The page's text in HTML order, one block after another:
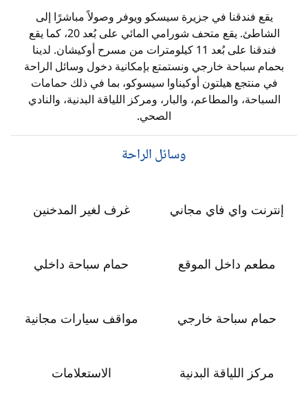
يقع فندقنا في جزيرة سيسكو ويوفر وصولاً مباشرًا إلى
الشاطئ. يقع متحف شورامي المائي على بُعد 20، كما يقع
فندقنا على بُعد 11 كيلومترات من مسرح أوكيشان. لدينا
بحمام سباحة خارجي ونستمتع بإمكانية دخول وسائل الراحة
في منتجع هيلتون أوكيناوا سيسوكو، بما في ذلك حمامات
السباحة، والمطاعم، والبار، ومركز اللياقة البدنية، والنادي
الصحي.
وسائل الراحة
إنترنت واي فاي مجاني غرف لغير المدخنين
مطعم داخل الموقع حمام سباحة داخلي
حمام سباحة خارجي مواقف سيارات مجانية
مركز اللياقة البدنية الاستعلامات